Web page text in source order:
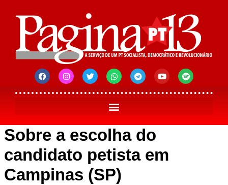
Sobre a escolha do
candidato petista em
Campinas (SP)